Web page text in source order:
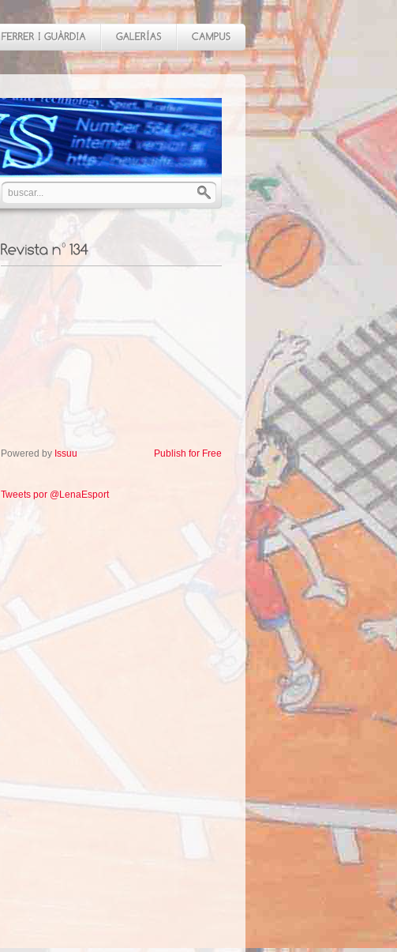
Powered by Issuu Publish for Free
Tweets por @LenaEsport